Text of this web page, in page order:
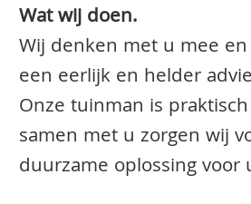
Wat wij doen.
Wij denken met u mee
een eerlijk en helder
Onze tuinman is
samen met u zorgen wij
duurzame oplossing voor